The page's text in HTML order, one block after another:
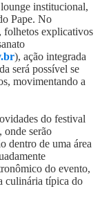
institucional,
Pape. No
folhetos explicativos
), ação integrada
será possível se
movimentando a
do festival
onde serão
dentro de uma área
do evento,
culinária típica do